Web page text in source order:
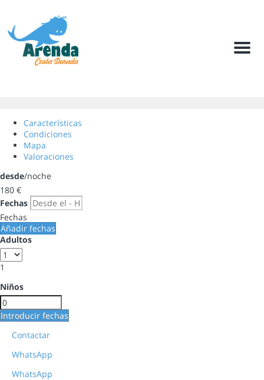
Menu
Características
Condiciones
Mapa
Valoraciones
desde/noche
180 €
Fechas
Fechas
Añadir fechas
Adultos
1
Niños
Introducir fechas
Contactar
WhatsApp
WhatsApp